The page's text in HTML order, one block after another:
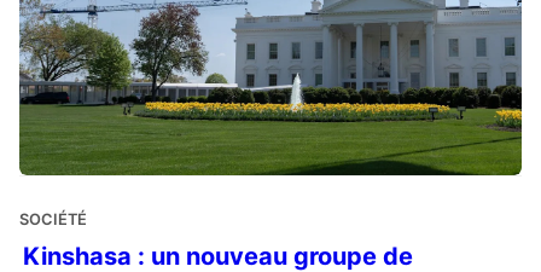
SOCIÉTÉ
Kinshasa : un nouveau groupe de